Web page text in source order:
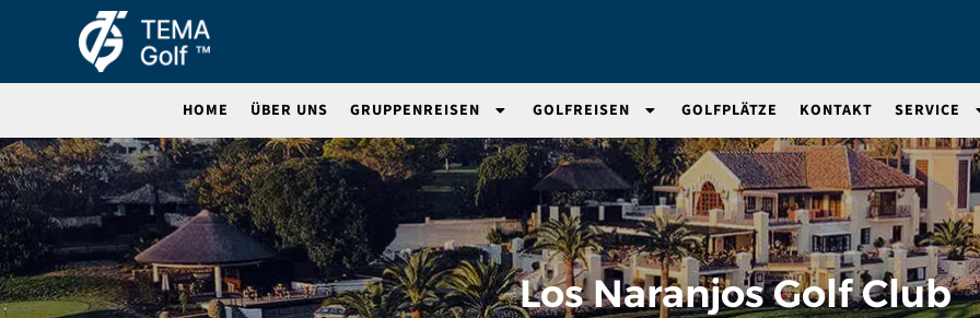
HOME ÜBER UNS GRUPPENREISEN GOLFREISEN GOLFPLÄTZE KONTAKT SERVICE
Los Naranjos Golf Club